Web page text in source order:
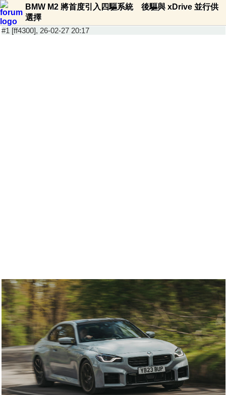
BMW M2 將首度引入四驅系統 後驅與 xDrive 並行供
選擇
#1 [ff4300], 26-02-27 20:17